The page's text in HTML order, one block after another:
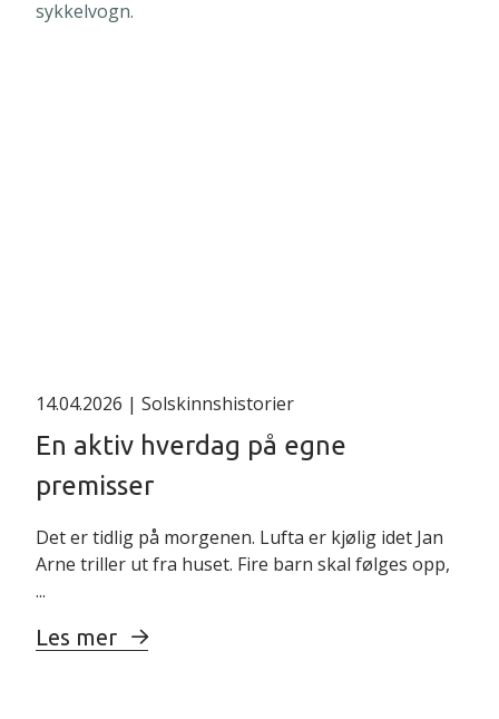
14.04.2026 | Solskinnshistorier
En aktiv hverdag på egne
premisser
Det er tidlig på morgenen. Lufta er kjølig idet Jan
Arne triller ut fra huset. Fire barn skal følges opp,
...
Les mer